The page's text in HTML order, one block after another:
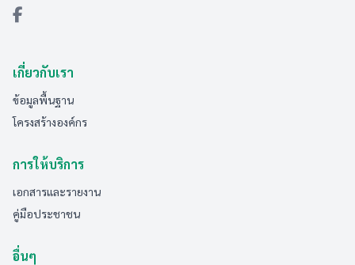
เกี่ยวกับเรา
ข้อมูลพื้นฐาน
โครงสร้างองค์กร
การให้บริการ
เอกสารและรายงาน
คู่มือประชาชน
อื่นๆ